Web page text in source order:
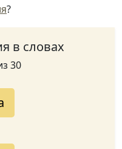
?
в словах
30